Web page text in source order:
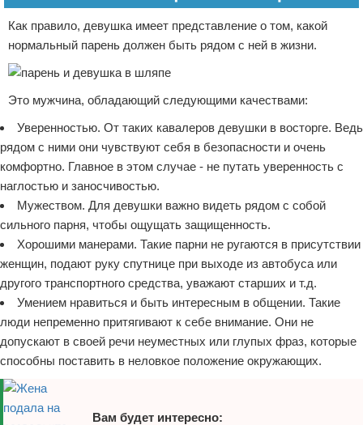
Как правило, девушка имеет представление о том, какой
нормальный парень должен быть рядом с ней в жизни.
Это мужчина, обладающий следующими качествами:
Уверенностью. От таких кавалеров девушки в восторге. Ведь
рядом с ними они чувствуют себя в безопасности и очень
комфортно. Главное в этом случае - не путать уверенность с
наглостью и заносчивостью.
Мужеством. Для девушки важно видеть рядом с собой
сильного парня, чтобы ощущать защищенность.
Хорошими манерами. Такие парни не ругаются в присутствии
женщин, подают руку спутнице при выходе из автобуса или
другого транспортного средства, уважают старших и т.д.
Умением нравиться и быть интересным в общении. Такие
люди непременно притягивают к себе внимание. Они не
допускают в своей речи неуместных или глупых фраз, которые
способны поставить в неловкое положение окружающих.
Вам будет интересно: